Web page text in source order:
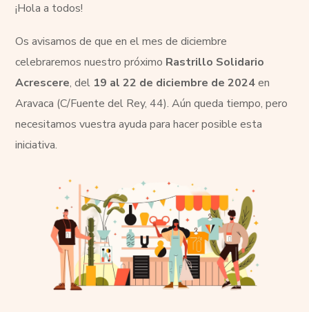
¡Hola a todos!
Os avisamos de que en el mes de diciembre
celebraremos nuestro próximo Rastrillo Solidario
Acrescere, del 19 al 22 de diciembre de 2024en
Aravaca (C/Fuente del Rey, 44). Aún queda tiempo, pero
necesitamos vuestra ayuda para hacer posible esta
iniciativa.